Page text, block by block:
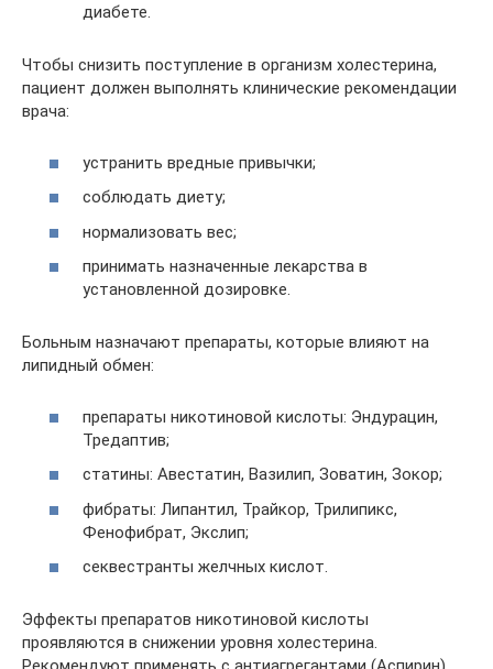
диабете.
Чтобы снизить поступление в организм холестерина,
пациент должен выполнять клинические рекомендации
врача:
устранить вредные привычки;
соблюдать диету;
нормализовать вес;
принимать назначенные лекарства в
установленной дозировке.
Больным назначают препараты, которые влияют на
липидный обмен:
препараты никотиновой кислоты: Эндурацин,
Тредаптив;
статины: Авестатин, Вазилип, Зоватин, Зокор;
фибраты: Липантил, Трайкор, Трилипикс,
Фенофибрат, Экслип;
секвестранты желчных кислот.
Эффекты препаратов никотиновой кислоты
проявляются в снижении уровня холестерина.